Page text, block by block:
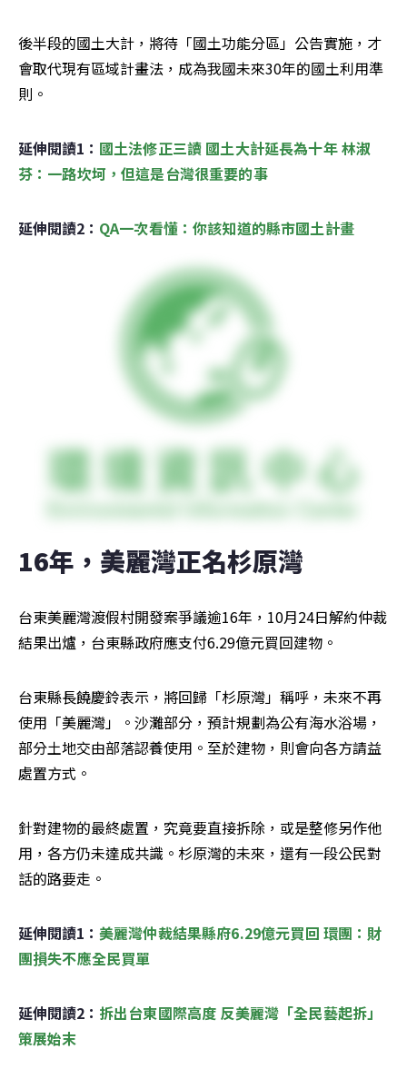
後半段的國土大計，將待「國土功能分區」公告實施，才
會取代現有區域計畫法，成為我國未來30年的國土利用準
則。
延伸閱讀1： 國土法修正三讀 國土大計延長為十年 林淑
芬：一路坎坷，但這是台灣很重要的事
延伸閱讀2： QA一次看懂：你該知道的縣市國土計畫
16年，美麗灣正名杉原灣
台東美麗灣渡假村開發案爭議逾16年，10月24日解約仲裁
結果出爐，台東縣政府應支付6.29億元買回建物。
台東縣長饒慶鈴表示，將回歸「杉原灣」稱呼，未來不再
使用「美麗灣」。沙灘部分，預計規劃為公有海水浴場，
部分土地交由部落認養使用。至於建物，則會向各方請益
處置方式。
針對建物的最終處置，究竟要直接拆除，或是整修另作他
用，各方仍未達成共識。杉原灣的未來，還有一段公民對
話的路要走。
延伸閱讀1： 美麗灣仲裁結果縣府6.29億元買回 環團：財
團損失不應全民買單
延伸閱讀2： 拆出台東國際高度 反美麗灣「全民藝起拆」
策展始末